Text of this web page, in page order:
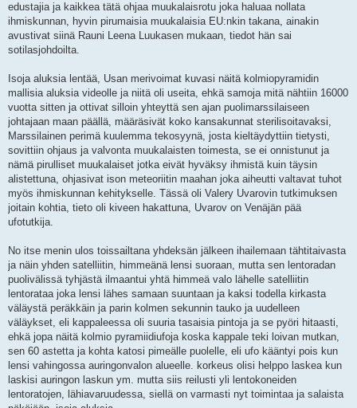
edustajia ja kaikkea tätä ohjaa muukalaisrotu joka haluaa nollata
ihmiskunnan, hyvin pirumaisia muukalaisia EU:nkin takana, ainakin
avustivat siinä Rauni Leena Luukasen mukaan, tiedot hän sai
sotilasjohdoilta.
Isoja aluksia lentää, Usan merivoimat kuvasi näitä kolmiopyramidin
mallisia aluksia videolle ja niitä oli useita, ehkä samoja mitä nähtiin 16000
vuotta sitten ja ottivat silloin yhteyttä sen ajan puolimarssilaiseen
johtajaan maan päällä, määräsivät koko kansakunnat sterilisoitavaksi,
Marssilainen perimä kuulemma tekosyynä, josta kieltäydyttiin tietysti,
sovittiin ohjaus ja valvonta muukalaisten toimesta, se ei onnistunut ja
nämä pirulliset muukalaiset jotka eivät hyväksy ihmistä kuin täysin
alistettuna, ohjasivat ison meteoriitin maahan joka aiheutti valtavat tuhot
myös ihmiskunnan kehitykselle. Tässä oli Valery Uvarovin tutkimuksen
joitain kohtia, tieto oli kiveen hakattuna, Uvarov on Venäjän pää
ufotutkija.
No itse menin ulos toissailtana yhdeksän jälkeen ihailemaan tähtitaivasta
ja näin yhden satelliitin, himmeänä lensi suoraan, mutta sen lentoradan
puolivälissä tyhjästä ilmaantui yhtä himmeä valo lähelle satelliitin
lentorataa joka lensi lähes samaan suuntaan ja kaksi todella kirkasta
väläystä peräkkäin ja parin kolmen sekunnin tauko ja uudelleen
väläykset, eli kappaleessa oli suuria tasaisia pintoja ja se pyöri hitaasti,
ehkä jopa näitä kolmio pyramiidiufoja koska kappale teki loivan mutkan,
sen 60 astetta ja kohta katosi pimeälle puolelle, eli ufo kääntyi pois kun
lensi vahingossa auringonvalon alueelle. korkeus olisi helppo laskea kun
laskisi auringon laskun ym. mutta siis reilusti yli lentokoneiden
lentoratojen, lähiavaruudessa, siellä on varmasti nyt toimintaa ja salaista